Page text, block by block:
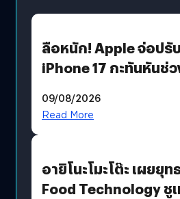
ลือหนัก! Apple จ่อปรั
iPhone 17 กะทันหันช่
09/08/2026
Read More
อายิโนะโมะโต๊ะ เผยยุ
Food Technology ชู